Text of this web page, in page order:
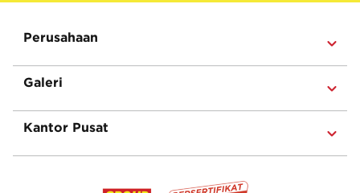
Perusahaan
Galeri
Kantor Pusat